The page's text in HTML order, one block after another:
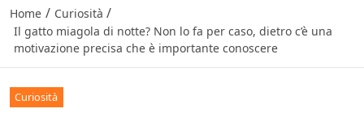
Home / Curiosità /
Il gatto miagola di notte? Non lo fa per caso, dietro c’è una
motivazione precisa che è importante conoscere
Curiosità